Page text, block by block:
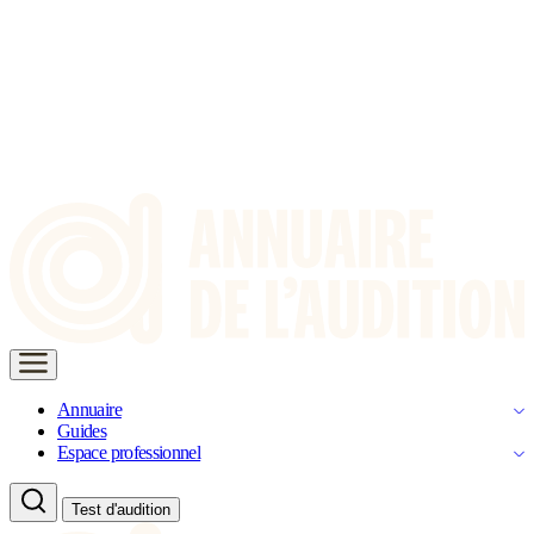
Annuaire
Guides
Espace professionnel
Test d'audition